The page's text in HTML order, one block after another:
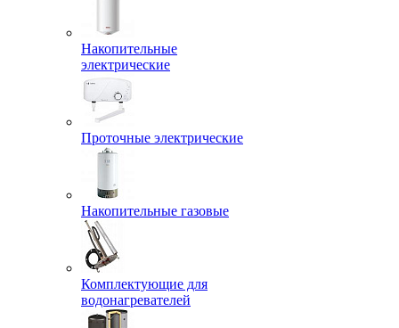
Накопительные
электрические
Проточные электрические
Накопительные газовые
Комплектующие для
водонагревателей